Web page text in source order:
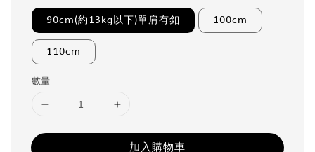
90cm(約13kg以下)單肩有釦 100cm
110cm
數量
加入購物車